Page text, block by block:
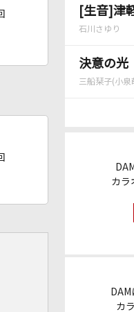
[生音]津
石川さゆり
決意の光
三船栞子(小泉
カラ
カ